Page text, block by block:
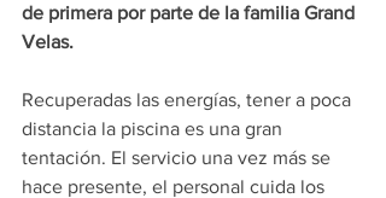
de primera por parte de la familia Grand
Velas.
Recuperadas las energías, tener a poca
distancia la piscina es una gran
tentación. El servicio una vez más se
hace presente, el personal cuida los